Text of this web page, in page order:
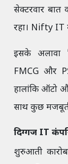
सेक्टरवार
रहा। Nifty IT
इसके अलावा
FMCG और
हालांकि ऑटो
साथ कुछ
दिग्गज IT
शुरुआती